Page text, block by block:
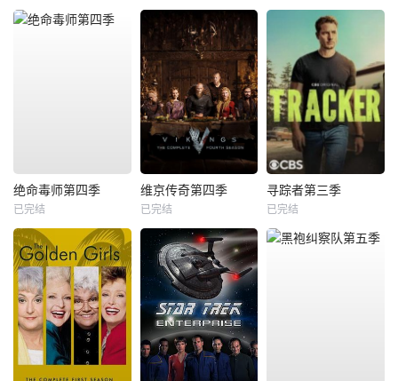
绝命毒师第四季
已完结
维京传奇第四季
已完结
寻踪者第三季
已完结